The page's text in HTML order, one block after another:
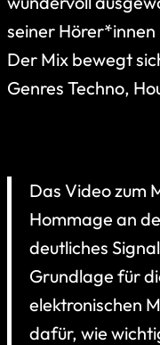
seiner
Der Mix bewegt
Genres Techno,
Das Video zum
Hommage an
deutliches
Grundlage für
elektronischen
dafür, wie